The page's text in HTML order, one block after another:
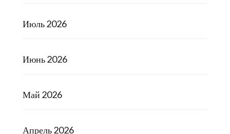
Июль 2026
Июнь 2026
Май 2026
Апрель 2026